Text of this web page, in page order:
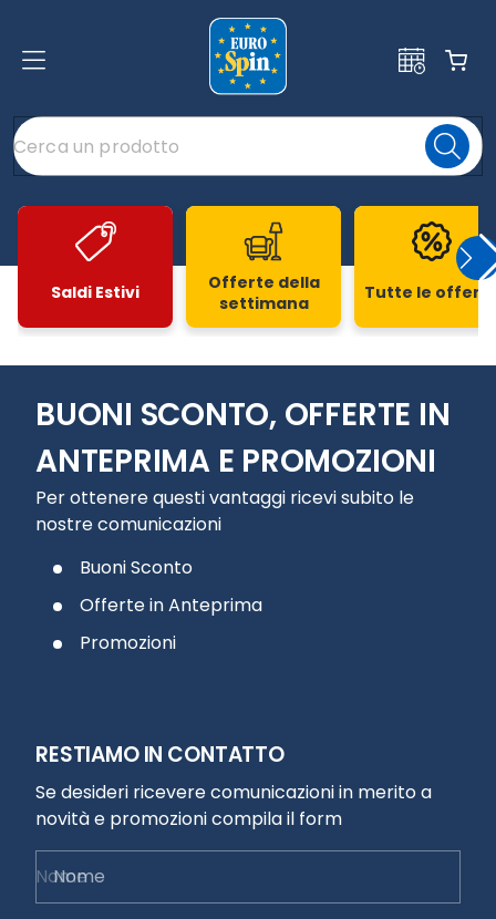
Saldi Estivi
Offerte della
settimana
Tutte le
BUONI SCONTO, OFFERTE IN
ANTEPRIMA E PROMOZIONI
Per ottenere questi vantaggi ricevi subito le
nostre comunicazioni
Buoni Sconto
Offerte in Anteprima
Promozioni
RESTIAMO IN CONTATTO
Se desideri ricevere comunicazioni in merito a
novità e promozioni compila il form
Nome